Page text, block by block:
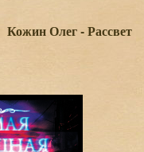
Кожин Олег - Рассвет